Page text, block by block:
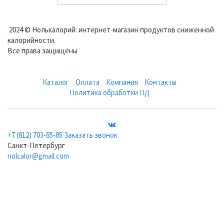
2024 © Нолькалорий: интернет-магазин продуктов сниженной
калорийности.
Все права защищены
Каталог Оплата Компания
Контакты
Политика обработки ПД
+7 (812) 703-85-85 Заказать звонок
Санкт-Петербург
nolcalor@gmail.com